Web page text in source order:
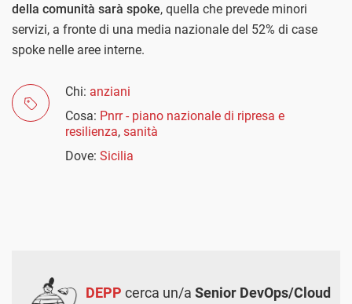
della comunità sarà spoke, quella che prevede minori
servizi, a fronte di una media nazionale del 52% di case
spoke nelle aree interne.
Chi: anziani
Cosa: Pnrr - piano nazionale di ripresa e
resilienza, sanità
Dove: Sicilia
DEPP cerca un/a Senior DevOps/Cloud